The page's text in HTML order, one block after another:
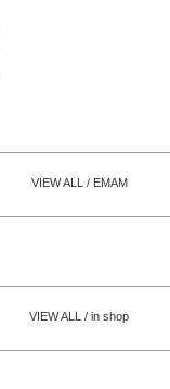
VIEW ALL / EMAM
VIEW ALL / in shop